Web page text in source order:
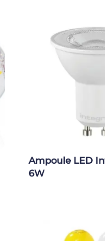
Ampoule LED
6W